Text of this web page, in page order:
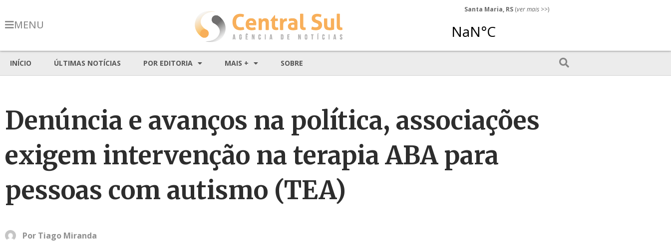
MENU
Santa Maria, RS (ver mais >>)
INÍCIO ÚLTIMAS NOTÍCIAS POR EDITORIA MAIS + SOBRE
Denúncia e avanços na política, associações
exigem intervenção na terapia ABA para
pessoas com autismo (TEA)
Por Tiago Miranda